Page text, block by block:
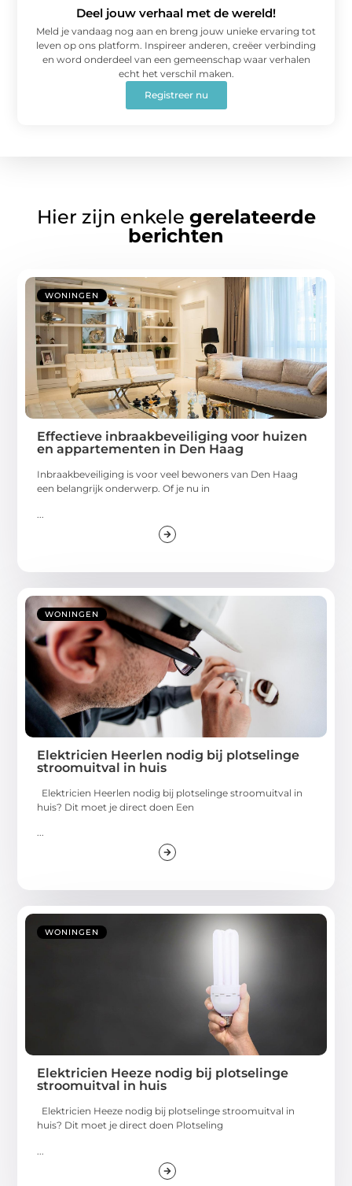
Deel jouw verhaal met de wereld!
Meld je vandaag nog aan en breng jouw unieke ervaring tot
leven op ons platform. Inspireer anderen, creëer verbinding
en word onderdeel van een gemeenschap waar verhalen
echt het verschil maken.
Registreer nu
Hier zijn enkele gerelateerde
berichten
WONINGEN
Effectieve inbraakbeveiliging voor huizen
en appartementen in Den Haag
Inbraakbeveiliging is voor veel bewoners van Den Haag
een belangrijk onderwerp. Of je nu in
WONINGEN
Elektricien Heerlen nodig bij plotselinge
stroomuitval in huis
Elektricien Heerlen nodig bij plotselinge stroomuitval in
huis? Dit moet je direct doen Een
...
WONINGEN
Elektricien Heeze nodig bij plotselinge
stroomuitval in huis
Elektricien Heeze nodig bij plotselinge stroomuitval in
huis? Dit moet je direct doen Plotseling